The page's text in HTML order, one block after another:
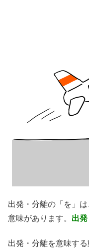
出発・分離の「を」
意味があります。 出発
出発・分離を意味する